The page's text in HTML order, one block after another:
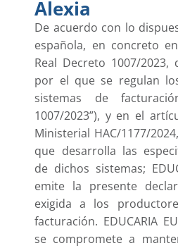
Alexia
De acuerdo con lo
española, en concreto
Real Decreto 1007/
por el que se regulan
sistemas de
1007/2023”), y en el
Ministerial HAC/1177/
que desarrolla las
de dichos sistemas;
emite la presente
exigida a los
facturación. EDUCARIA
se compromete a